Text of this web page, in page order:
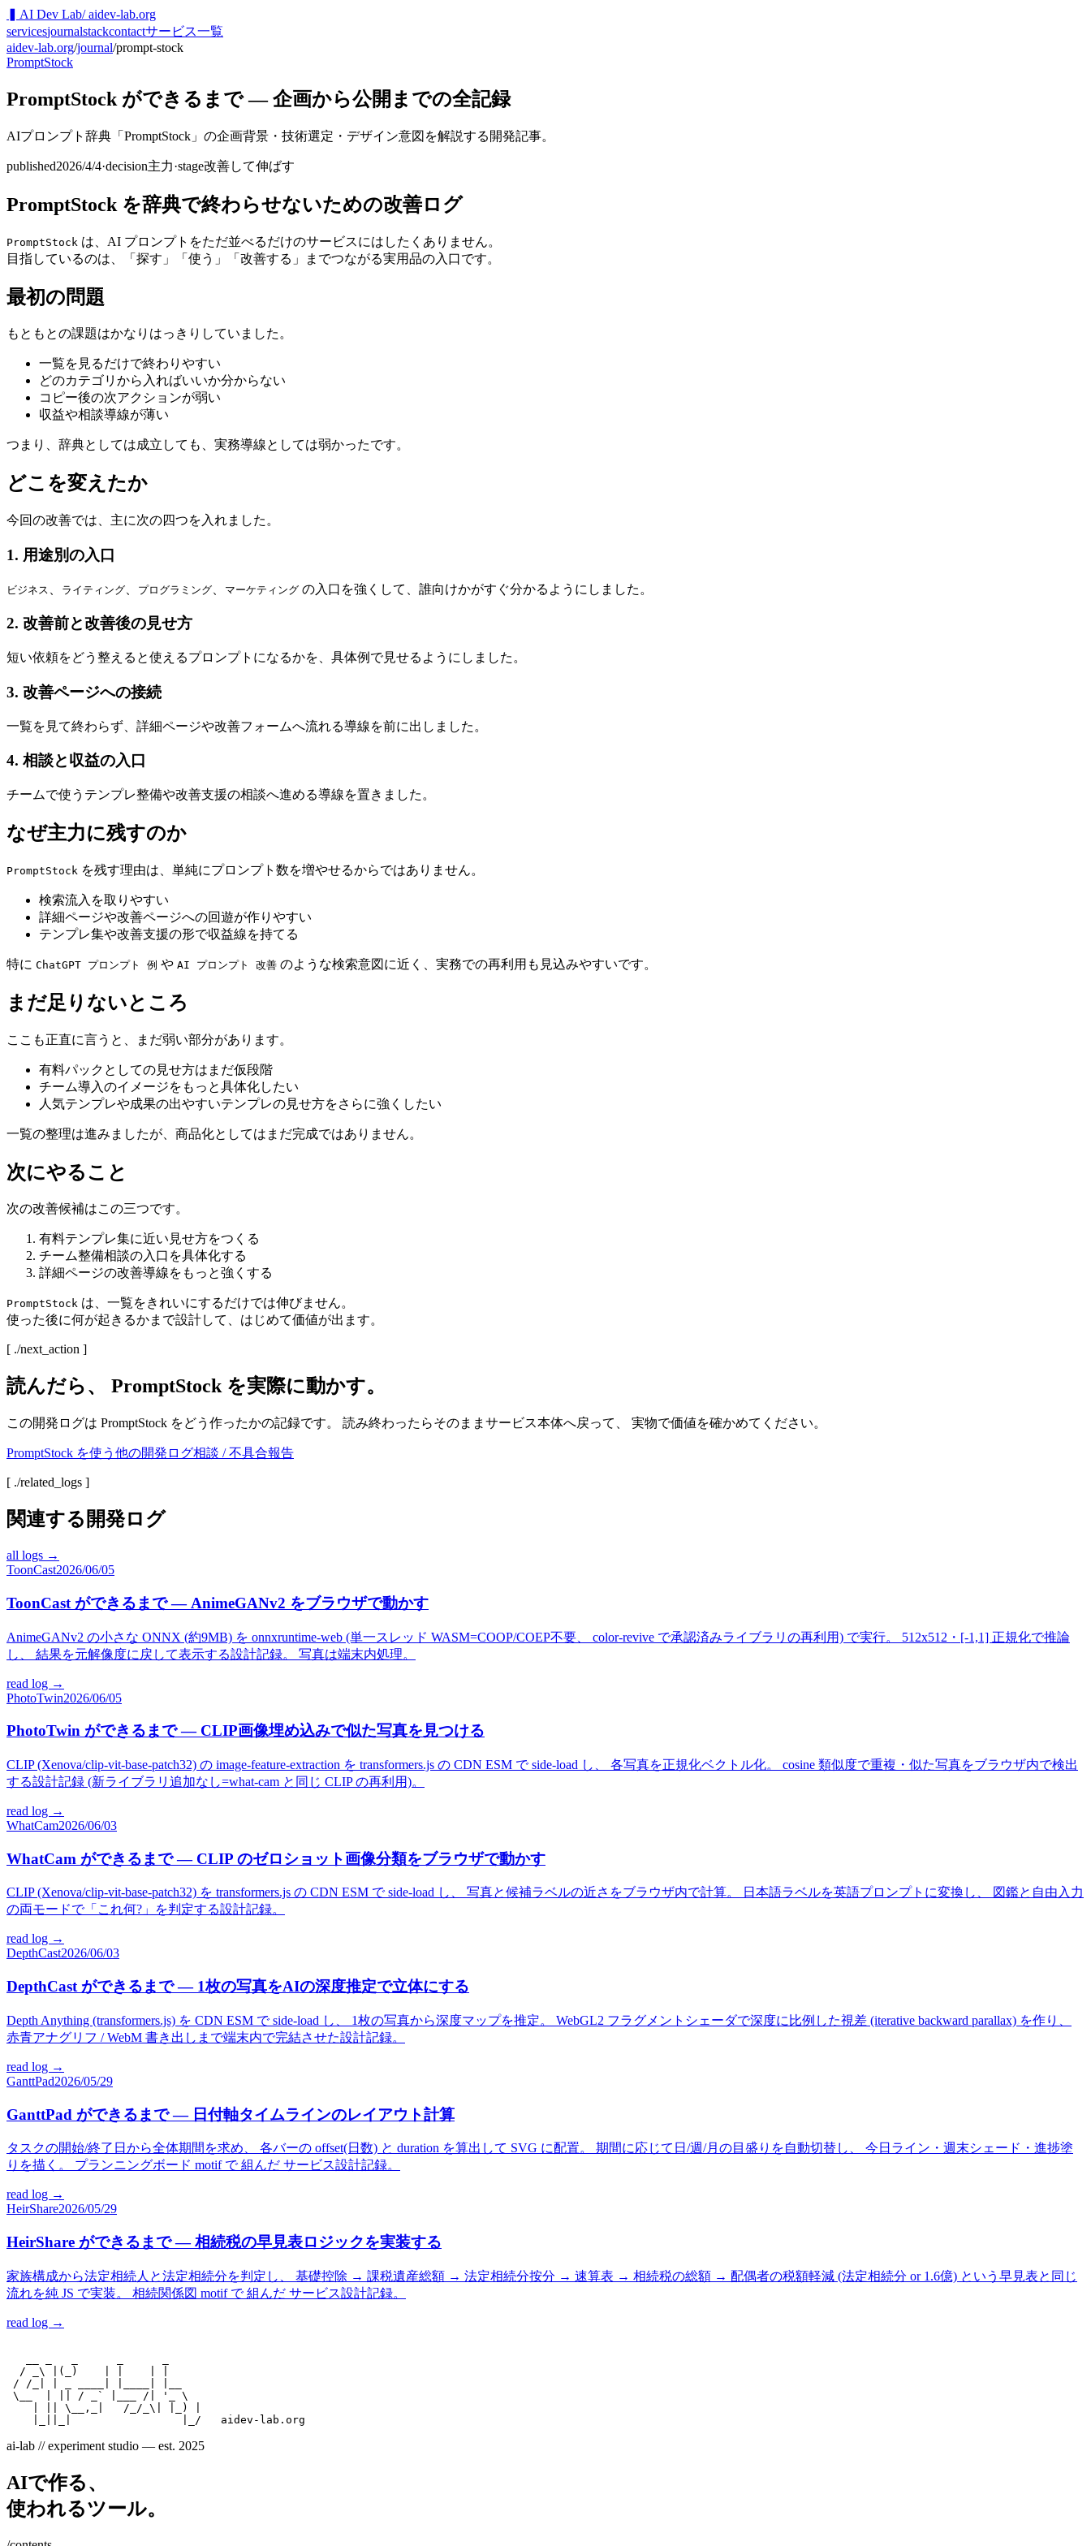
AI Dev Lab/ aidev-lab.org
servicesjournalstackcontactサービス一覧
aidev-lab.org/journal/prompt-stock
PromptStock
PromptStock ができるまで — 企画から公開までの全記録
AIプロンプト辞典「PromptStock」の企画背景・技術選定・デザイン意図を解説する開発記事。
published2026/4/4·decision主力·stage改善して伸ばす
PromptStock を辞典で終わらせないための改善ログ
PromptStock は、AI プロンプトをただ並べるだけのサービスにはしたくありません。
目指しているのは、「探す」「使う」「改善する」までつながる実用品の入口です。
最初の問題
もともとの課題はかなりはっきりしていました。
一覧を見るだけで終わりやすい
どのカテゴリから入ればいいか分からない
コピー後の次アクションが弱い
収益や相談導線が薄い
つまり、辞典としては成立しても、実務導線としては弱かったです。
どこを変えたか
今回の改善では、主に次の四つを入れました。
1. 用途別の入口
ビジネス ライティング プログラミング マーケティング の入口を強くして、誰向けかがすぐ分かるようにしました。
2. 改善前と改善後の見せ方
短い依頼をどう整えると使えるプロンプトになるかを、具体例で見せるようにしました。
3. 改善ページへの接続
一覧を見て終わらず、詳細ページや改善フォームへ流れる導線を前に出しました。
4. 相談と収益の入口
チームで使うテンプレ整備や改善支援の相談へ進める導線を置きました。
なぜ主力に残すのか
PromptStock を残す理由は、単純にプロンプト数を増やせるからではありません。
検索流入を取りやすい
詳細ページや改善ページへの回遊が作りやすい
テンプレ集や改善支援の形で収益線を持てる
特に ChatGPT プロンプト 例 や AI プロンプト 改善 のような検索意図に近く、実務での再利用も見込みやすいです。
まだ足りないところ
ここも正直に言うと、まだ弱い部分があります。
有料パックとしての見せ方はまだ仮段階
チーム導入のイメージをもっと具体化したい
人気テンプレや成果の出やすいテンプレの見せ方をさらに強くしたい
一覧の整理は進みましたが、商品化としてはまだ完成ではありません。
次にやること
次の改善候補はこの三つです。
有料テンプレ集に近い見せ方をつくる
チーム整備相談の入口を具体化する
詳細ページの改善導線をもっと強くする
PromptStock は、一覧をきれいにするだけでは伸びません。
使った後に何が起きるかまで設計して、はじめて価値が出ます。
[ ./next_action ]
読んだら、 PromptStock を実際に動かす。
この開発ログは PromptStock をどう作ったかの記録です。 読み終わったらそのままサービス本体へ戻って、 実物で価値を確かめてください。
PromptStock を使う 他の開発ログ相談 / 不具合報告
[ ./related_logs ]
関連する開発ログ
all logs →
ToonCast2026/06/05
ToonCast ができるまで — AnimeGANv2 をブラウザで動かす
AnimeGANv2 の小さな ONNX (約9MB) を onnxruntime-web (単一スレッド WASM=COOP/COEP不要、 color-revive で承認済みライブラリの再利用) で実行。 512x512・[-1,1] 正規化で推論
し、 結果を元解像度に戻して表示する設計記録。 写真は端末内処理。
read log →
PhotoTwin2026/06/05
PhotoTwin ができるまで — CLIP画像埋め込みで似た写真を見つける
CLIP (Xenova/clip-vit-base-patch32) の image-feature-extraction を transformers.js の CDN ESM で side-load し、 各写真を正規化ベクトル化。 cosine 類似度で重複・似た写真をブラウザ内で検出
する設計記録 (新ライブラリ追加なし=what-cam と同じ CLIP の再利用)。
read log →
WhatCam2026/06/03
WhatCam ができるまで — CLIP のゼロショット画像分類をブラウザで動かす
CLIP (Xenova/clip-vit-base-patch32) を transformers.js の CDN ESM で side-load し、 写真と候補ラベルの近さをブラウザ内で計算。 日本語ラベルを英語プロンプトに変換し、 図鑑と自由入力
の両モードで「これ何?」を判定する設計記録。
read log →
DepthCast2026/06/03
DepthCast ができるまで — 1枚の写真をAIの深度推定で立体にする
Depth Anything (transformers.js) を CDN ESM で side-load し、 1枚の写真から深度マップを推定。 WebGL2 フラグメントシェーダで深度に比例した視差 (iterative backward parallax) を作り、
赤青アナグリフ / WebM 書き出しまで端末内で完結させた設計記録。
read log →
GanttPad2026/05/29
GanttPad ができるまで — 日付軸タイムラインのレイアウト計算
タスクの開始/終了日から全体期間を求め、 各バーの offset(日数) と duration を算出して SVG に配置。 期間に応じて日/週/月の目盛りを自動切替し、 今日ライン・週末シェード・進捗塗
りを描く。 プランニングボード motif で 組んだ サービス設計記録。
read log →
HeirShare2026/05/29
HeirShare ができるまで — 相続税の早見表ロジックを実装する
家族構成から法定相続人と法定相続分を判定し、 基礎控除 → 課税遺産総額 → 法定相続分按分 → 速算表 → 相続税の総額 → 配偶者の税額軽減 (法定相続分 or 1.6億) という早見表と同じ
流れを純 JS で実装。 相続関係図 motif で 組んだ サービス設計記録。
read log →
  / _\ |(_)    | |    | |
/ /_| | _ ____| |____| |__
\__  | || / _` |___ /| '_ \
    | || \__,_|   /_/_\| |_) |
ai-lab // experiment studio — est. 2025
AIで作る、
使われるツール。